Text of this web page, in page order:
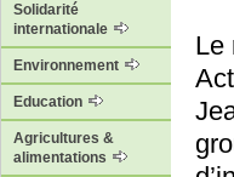
Solidarité
internationale
Environnement
Education
Agricultures &
alimentations
Le